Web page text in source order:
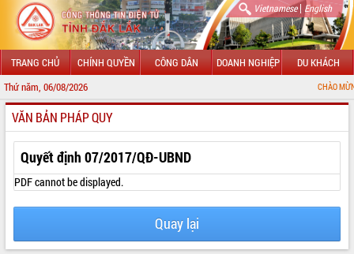
Vietnamese| English
TRANG CHỦ CHÍNH QUYỀN CÔNG DÂN DOANH NGHIỆP DU KHÁCH
Thứ năm, 06/08/2026 CHÀO MỪNG ĐẾN
GIỚI THIỆU
LÃNH ĐẠO UBND TỈNH
TIN TỨC SỰ KIỆN
UBND CÁC XÃ, PHƯỜNG
VĂN BẢN PHÁP QUY
Quyết định 07/2017/QĐ-UBND
PDF cannot be displayed.
Quay lại